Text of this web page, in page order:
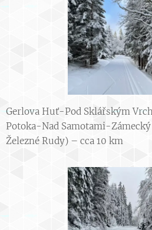
Gerlova Huť-Pod Sklářským
Potoka-Nad Samotami-
Železné Rudy) – cca 10 km